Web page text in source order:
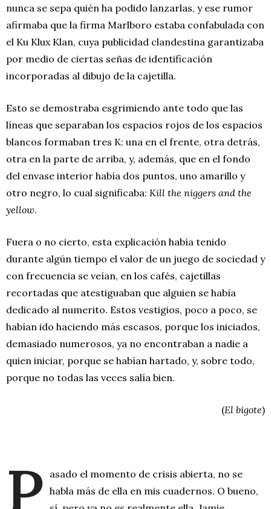
nunca se sepa quién ha podido lanzarlas, y ese rumor
afirmaba que la firma Marlboro estaba confabulada con
el Ku Klux Klan, cuya publicidad clandestina garantizaba
por medio de ciertas señas de identificación
incorporadas al dibujo de la cajetilla.
Esto se demostraba esgrimiendo ante todo que las
líneas que separaban los espacios rojos de los espacios
blancos formaban tres K: una en el frente, otra detrás,
otra en la parte de arriba, y, además, que en el fondo
del envase interior había dos puntos, uno amarillo y
otro negro, lo cual significaba: Kill the niggers and the
yellow.
Fuera o no cierto, esta explicación había tenido
durante algún tiempo el valor de un juego de sociedad y
con frecuencia se veían, en los cafés, cajetillas
recortadas que atestiguaban que alguien se había
dedicado al numerito. Estos vestigios, poco a poco, se
habían ido haciendo más escasos, porque los iniciados,
demasiado numerosos, ya no encontraban a nadie a
quien iniciar, porque se habían hartado, y, sobre todo,
porque no todas las veces salía bien.
(El bigote)
P asado el momento de crisis abierta, no se
habla más de ella en mis cuadernos. O bueno,